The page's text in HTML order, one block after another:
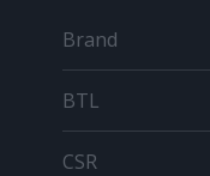
Brand
BTL
CSR